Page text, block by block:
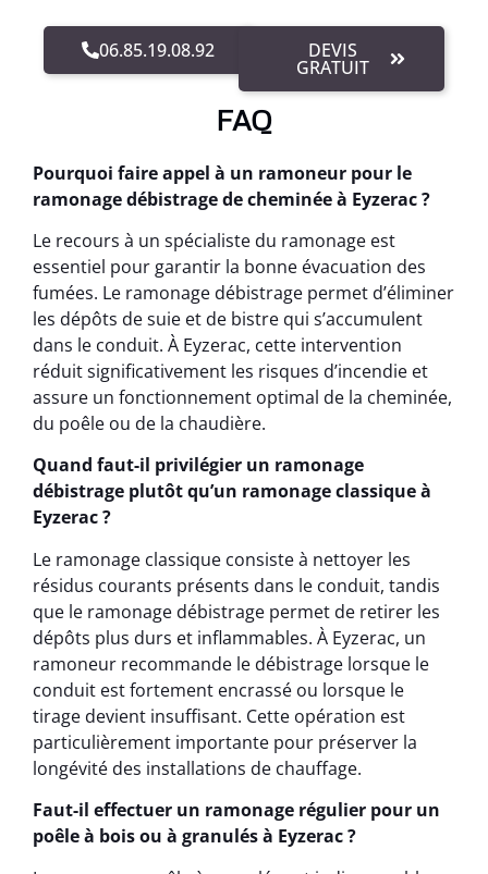
06.85.19.08.92 DEVIS
GRATUIT
FAQ
Pourquoi faire appel à un ramoneur pour le
ramonage débistrage de cheminée à Eyzerac ?
Le recours à un spécialiste du ramonage est
essentiel pour garantir la bonne évacuation des
fumées. Le ramonage débistrage permet d’éliminer
les dépôts de suie et de bistre qui s’accumulent
dans le conduit. À Eyzerac, cette intervention
réduit significativement les risques d’incendie et
assure un fonctionnement optimal de la cheminée,
du poêle ou de la chaudière.
Quand faut-il privilégier un ramonage
débistrage plutôt qu’un ramonage classique à
Eyzerac ?
Le ramonage classique consiste à nettoyer les
résidus courants présents dans le conduit, tandis
que le ramonage débistrage permet de retirer les
dépôts plus durs et inflammables. À Eyzerac, un
ramoneur recommande le débistrage lorsque le
conduit est fortement encrassé ou lorsque le
tirage devient insuffisant. Cette opération est
particulièrement importante pour préserver la
longévité des installations de chauffage.
Faut-il effectuer un ramonage régulier pour un
poêle à bois ou à granulés à Eyzerac ?